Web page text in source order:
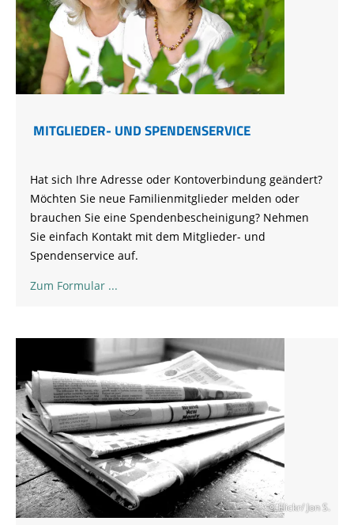
MITGLIEDER- UND SPENDENSERVICE
Hat sich Ihre Adresse oder Kontoverbindung geändert?
Möchten Sie neue Familienmitglieder melden oder
brauchen Sie eine Spendenbescheinigung? Nehmen
Sie einfach Kontakt mit dem Mitglieder- und
Spendenservice auf.
Zum Formular
© Flickr/ Jon S.